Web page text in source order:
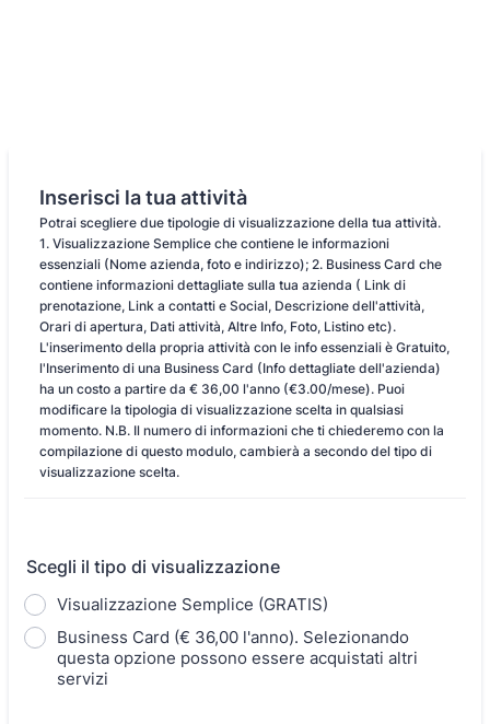
Inserisci la tua attività
Potrai scegliere due tipologie di visualizzazione della tua attività.
1. Visualizzazione Semplice che contiene le informazioni
essenziali (Nome azienda, foto e indirizzo); 2. Business Card che
contiene informazioni dettagliate sulla tua azienda ( Link di
prenotazione, Link a contatti e Social, Descrizione dell'attività,
Orari di apertura, Dati attività, Altre Info, Foto, Listino etc).
L'inserimento della propria attività con le info essenziali è Gratuito,
l'Inserimento di una Business Card (Info dettagliate dell'azienda)
ha un costo a partire da € 36,00 l'anno (€3.00/mese). Puoi
modificare la tipologia di visualizzazione scelta in qualsiasi
momento. N.B. Il numero di informazioni che ti chiederemo con la
compilazione di questo modulo, cambierà a secondo del tipo di
visualizzazione scelta.
Scegli il tipo di visualizzazione
Visualizzazione Semplice (GRATIS)
Business Card (€ 36,00 l'anno). Selezionando
questa opzione possono essere acquistati altri
servizi